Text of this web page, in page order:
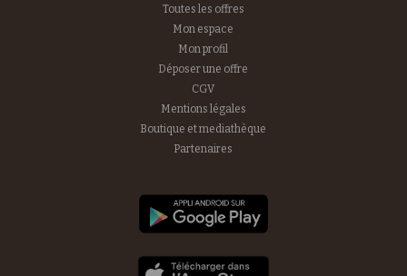
Toutes les offres
Mon espace
Mon profil
Déposer une offre
CGV
Mentions légales
Boutique et mediathèque
Partenaires